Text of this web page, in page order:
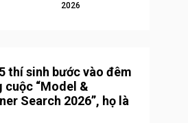
2026
thí sinh bước vào đêm
cuộc “Model &
Search 2026”, họ là